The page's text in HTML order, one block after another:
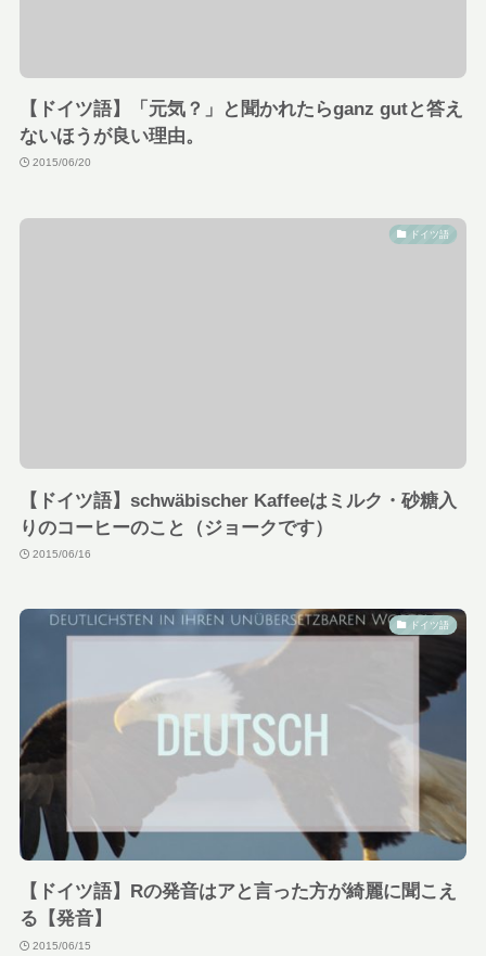
【ドイツ語】「元気？」と聞かれたらganz gutと答え
ないほうが良い理由。
2015/06/20
ドイツ語
【ドイツ語】schwäbischer Kaffeeはミルク・砂糖入
りのコーヒーのこと（ジョークです）
2015/06/16
ドイツ語
【ドイツ語】Rの発音はアと言った方が綺麗に聞こえ
る【発音】
2015/06/15